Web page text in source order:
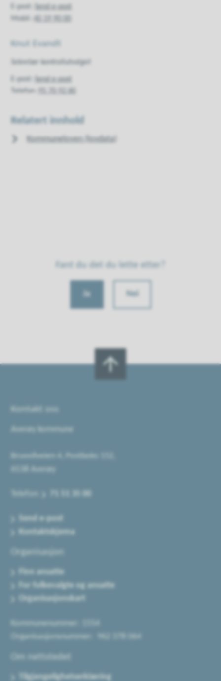
E-post
Send e-post
Knut Evandt
Sekretær kontrollutvalget
E-post
Send e-post
Relatert innhold
Kommuneloven (lovdata)
Fant du det du lette etter?
Ja Nei
Averøy kommune
Bruvollveien 4, Postboks 152,
6538 Averøy
71 51 35 00
Send e-post
Kontaktskjema
Organisasjon
Finn ansatte
For folkevalgte og ansatte
Organisasjonskart
Kommunenummer: 1554
Organisasjonsnummer: 962 378 064
Om nettstedet
Tilgjengelighetserklæring